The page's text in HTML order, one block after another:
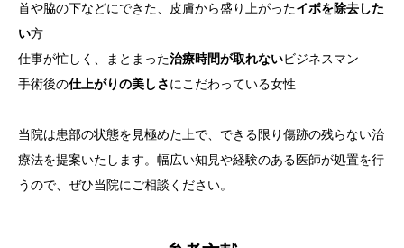
首や脇の下などにできた、皮膚から盛り上がったイボを除去した
い方
仕事が忙しく、まとまった治療時間が取れないビジネスマン
手術後の仕上がりの美しさにこだわっている女性
当院は患部の状態を見極めた上で、できる限り傷跡の残らない治
療法を提案いたします。幅広い知見や経験のある医師が処置を行
うので、ぜひ当院にご相談ください。